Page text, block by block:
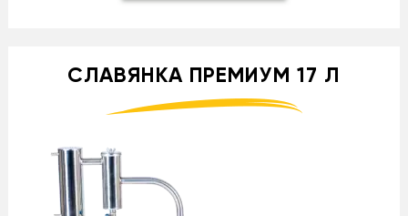
СЛАВЯНКА ПРЕМИУМ 17 Л